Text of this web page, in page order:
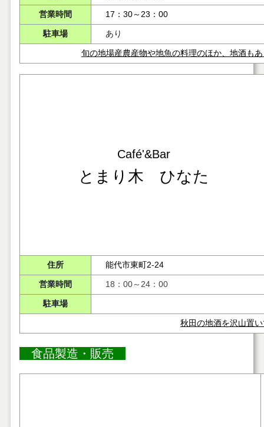
営業時間 17：30～23：00
駐車場 あり
旬の地場産農産物や地魚の料理のほか、地酒も
Café'&Bar
とまり木 ひなた
住所 能代市東町2-24
営業時間 18：00～24：00
駐車場
秋田の地酒を沢山置
食品製造・販売